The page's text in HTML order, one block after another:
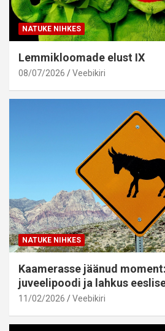
NATUKE NIHKES
Lemmikloomade elust IX
08/07/2026 Veebikiri
NATUKE NIHKES
Kaamerasse jäänud
juveelipoodi ja lahkus
11/02/2026 Veebikiri